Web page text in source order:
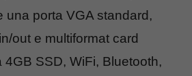
una porta VGA standard,
out e multiformat card
4GB SSD, WiFi, Bluetooth,